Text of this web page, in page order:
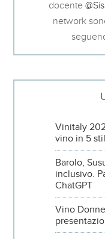
docente
network
Vinitaly
vino in 5
Barolo,
inclusivo.
ChatGPT
Vino